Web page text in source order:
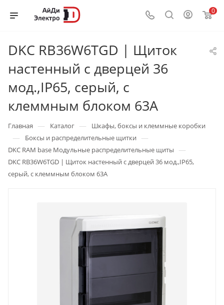
0
DKC RB36W6TGD | Щиток
настенный с дверцей 36
мод.,IP65, серый, с
клеммным блоком 63А
Главная — Каталог — Шкафы, боксы и клеммные коробки
— Боксы и распределительные щитки —
DKC RAM base Модульные распределительные щиты —
DKC RB36W6TGD | Щиток настенный с дверцей 36 мод.,IP65,
серый, с клеммным блоком 63А